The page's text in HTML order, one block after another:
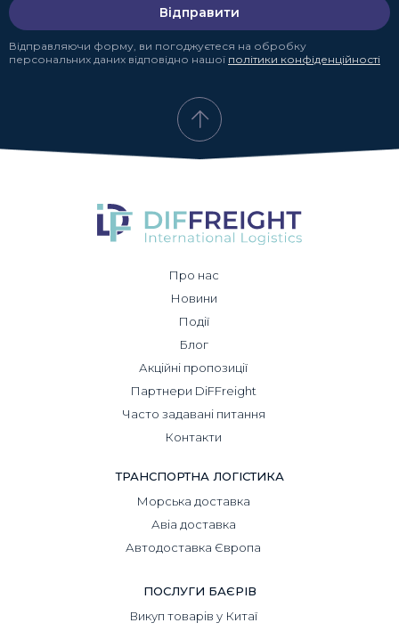
Відправити
Відправляючи форму, ви погоджуєтеся на обробку
персональних даних відповідно нашої політики конфіденційності
Про нас
Новини
Події
Блог
Акційні пропозиції
Партнери DiFFreight
Часто задавані питання
Контакти
ТРАНСПОРТНА ЛОГІСТИКА
Морська доставка
Авіа доставка
Автодоставка Європа
ПОСЛУГИ БАЄРІВ
Викуп товарів у Китаї